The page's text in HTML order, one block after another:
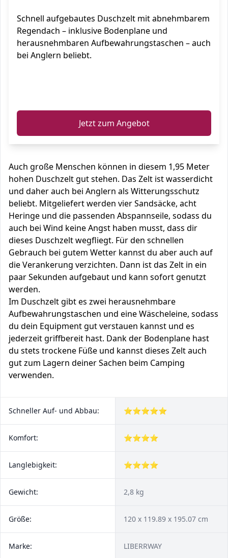
Schnell aufgebautes Duschzelt mit abnehmbarem
Regendach – inklusive Bodenplane und
herausnehmbaren Aufbewahrungstaschen – auch
bei Anglern beliebt.
Jetzt zum Angebot
Auch große Menschen können in diesem 1,95 Meter
hohen Duschzelt gut stehen. Das Zelt ist wasserdicht
und daher auch bei Anglern als Witterungsschutz
beliebt. Mitgeliefert werden vier Sandsäcke, acht
Heringe und die passenden Abspannseile, sodass du
auch bei Wind keine Angst haben musst, dass dir
dieses Duschzelt wegfliegt. Für den schnellen
Gebrauch bei gutem Wetter kannst du aber auch auf
die Verankerung verzichten. Dann ist das Zelt in ein
paar Sekunden aufgebaut und kann sofort genutzt
werden.
Im Duschzelt gibt es zwei herausnehmbare
Aufbewahrungstaschen und eine Wäscheleine, sodass
du dein Equipment gut verstauen kannst und es
jederzeit griffbereit hast. Dank der Bodenplane hast
du stets trockene Füße und kannst dieses Zelt auch
gut zum Lagern deiner Sachen beim Camping
verwenden.
Schneller Auf- und Abbau: ⭐⭐⭐⭐⭐
Komfort: ⭐⭐⭐⭐
Langlebigkeit: ⭐⭐⭐⭐
Gewicht: 2,8 kg
Größe: 120 x 119.89 x 195.07 cm
Marke: LIBERRWAY